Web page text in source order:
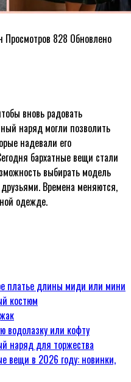
Просмотров 828 Обновлено
вновь радовать
наряд могли позволить
надевали его
бархатные вещи стали
выбирать модель
Времена меняются,
одежде.
платье длины миди или мини
костюм
водолазку или кофту
наряд для торжества
вещи в 2026 году: новинки,